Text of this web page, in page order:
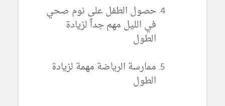
حصول الطفل على نوم صحي
في الليل مهم جداً لزيادة
الطول
ممارسة الرياضة مهمة لزيادة
الطول